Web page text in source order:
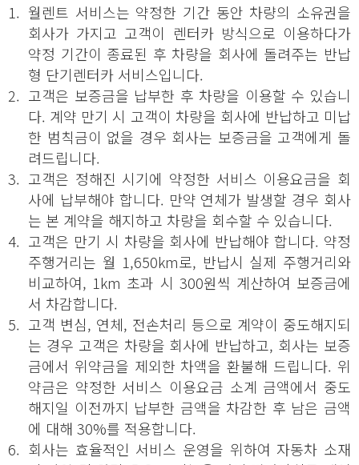
1. 월렌트 서비스는 약정한 기간 동안 차량의 소유권을
회사가 가지고 고객이 렌터카 방식으로 이용하다가
약정 기간이 종료된 후 차량을 회사에 돌려주는 반납
형 단기렌터카 서비스입니다.
2. 고객은 보증금을 납부한 후 차량을 이용할 수 있습니
다. 계약 만기 시 고객이 차량을 회사에 반납하고 미납
한 범칙금이 없을 경우 회사는 보증금을 고객에게 돌
려드립니다.
3. 고객은 정해진 시기에 약정한 서비스 이용요금을 회
사에 납부해야 합니다. 만약 연체가 발생할 경우 회사
는 본 계약을 해지하고 차량을 회수할 수 있습니다.
4. 고객은 만기 시 차량을 회사에 반납해야 합니다. 약정
주행거리는 월 1,650km로, 반납시 실제 주행거리와
비교하여, 1km 초과 시 300원씩 계산하여 보증금에
서 차감합니다.
5. 고객 변심, 연체, 전손처리 등으로 계약이 중도해지되
는 경우 고객은 차량을 회사에 반납하고, 회사는 보증
금에서 위약금을 제외한 차액을 환불해 드립니다. 위
약금은 약정한 서비스 이용요금 소계 금액에서 중도
해지일 이전까지 납부한 금액을 차감한 후 남은 금액
에 대해 30%를 적용합니다.
6. 회사는 효율적인 서비스 운영을 위하여 자동차 소재